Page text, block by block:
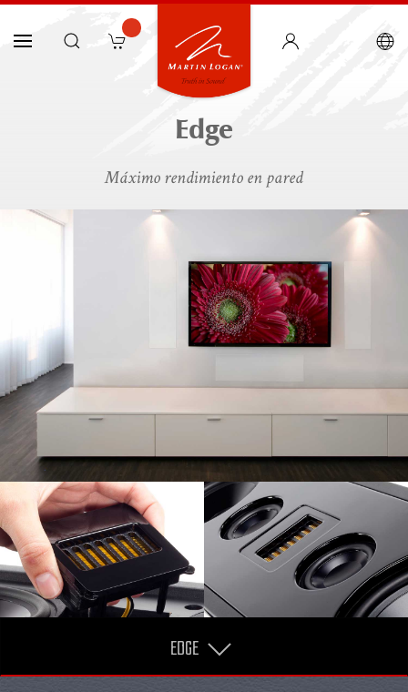
Edge
Máximo rendimiento en pared
EDGE